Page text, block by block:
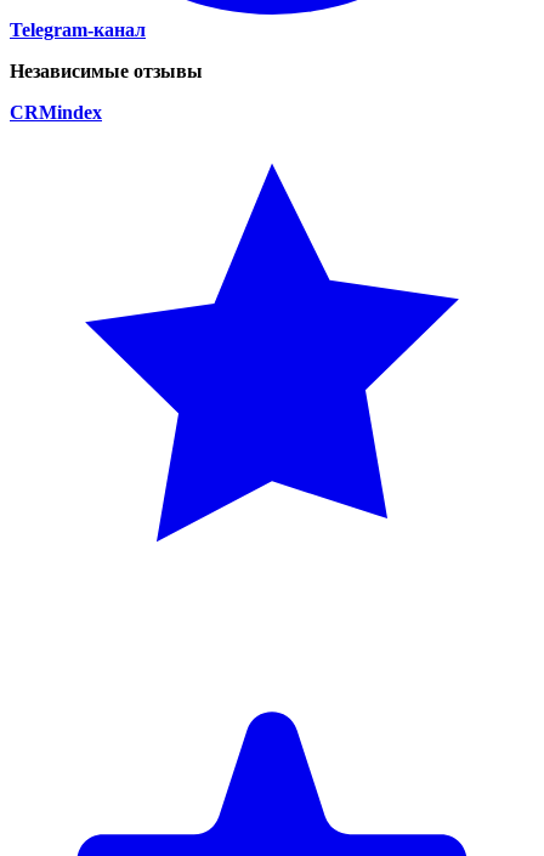
Telegram-канал
Независимые отзывы
CRMindex